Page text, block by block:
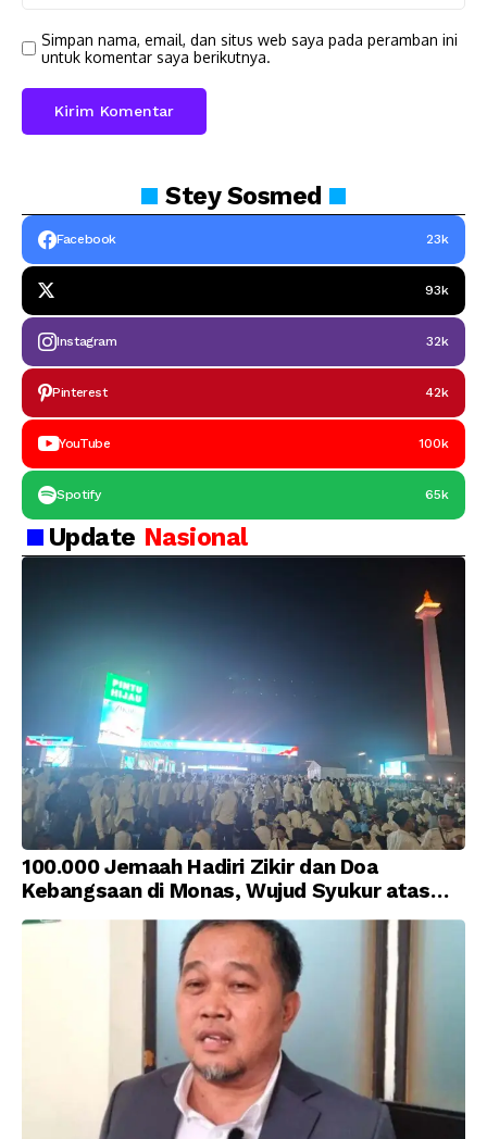
Simpan nama, email, dan situs web saya pada peramban ini
untuk komentar saya berikutnya.
SteySosmed
Facebook 23k
93k
Instagram 32k
Pinterest 42k
YouTube 100k
Spotify 65k
Update Nasional
100.000 Jemaah Hadiri Zikir dan Doa
Kebangsaan di Monas, Wujud Syukur atas
Kemerdekaan Indonesia